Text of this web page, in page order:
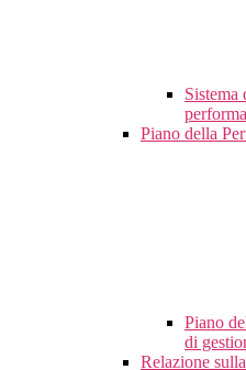
Sistema
Piano della
Piano
di
Relazione